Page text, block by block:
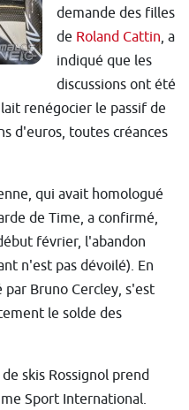
demande des filles
de Roland Cattin, a
indiqué que les
discussions ont été
renégocier le passif de
d'euros, toutes créances
qui avait homologué
de Time, a confirmé,
février, l'abandon
n'est pas dévoilé). En
Bruno Cercley, s'est
le solde des
skis Rossignol prend
Sport International.